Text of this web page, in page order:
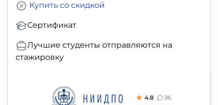
Сертификат
Купить со скидкой
Лучшие студенты отправляются на
стажировку
4.8 96